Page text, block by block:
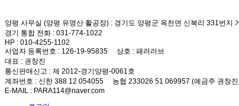
양평 사무실 (양평 유명산 활공장) : 경기도 양평군 옥천면 신복리 331번지
경기 통합 전화 : 031-774-1022
HP : 010-4255-1102
사업자 등록번호 : 126-19-95835 상호 : 패러러브
대표 : 권창진
통신판매신고 : 제 2012-경기양평-0061호
계좌번호 : 신한 388 12 054055 농협 233026 51 069957 (예금주 권창
E-MAIL : PARA114@naver.com